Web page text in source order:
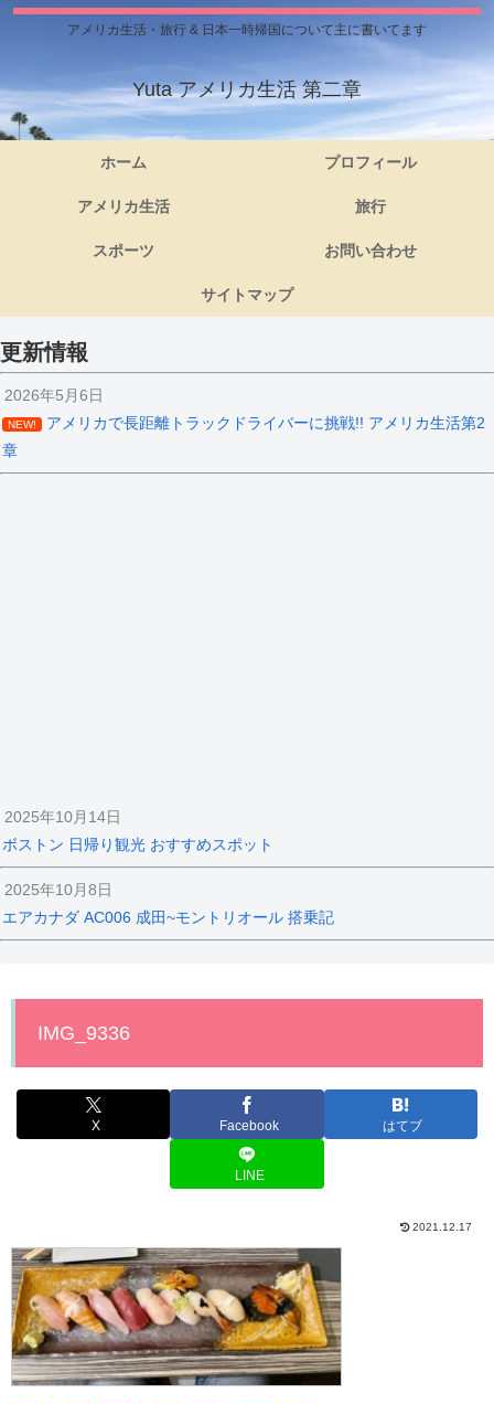
アメリカ生活・旅行 & 日本一時帰国について主に書いてます
Yuta アメリカ生活 第二章
ホーム プロフィール
アメリカ生活 旅行
スポーツ お問い合わせ
サイトマップ
更新情報
2026年5月6日
NEW!
アメリカで長距離トラックドライバーに挑戦!! アメリカ生活第2
章
2025年10月14日
ボストン 日帰り観光 おすすめスポット
2025年10月8日
エアカナダ AC006 成田~モントリオール 搭乗記
IMG_9336
X Facebook はてブ
LINE
2021.12.17